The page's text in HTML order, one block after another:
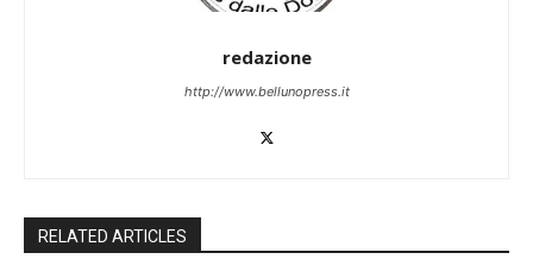
redazione
http://www.bellunopress.it
RELATED ARTICLES